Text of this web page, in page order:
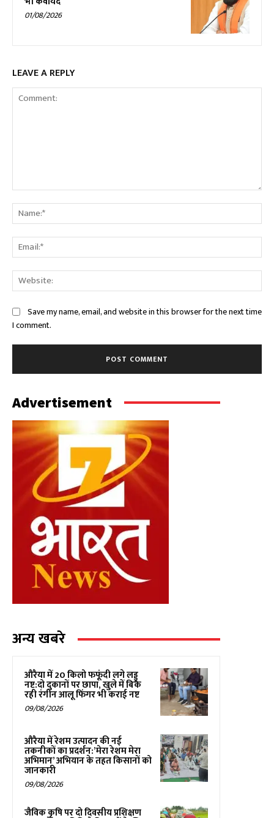
01/08/2026
LEAVE A REPLY
Save my name, email, and website in this browser for the next time
I comment.
Advertisement
अन्य खबरे
औरैया में 20 किलो फफूंदी लगे लड्डू
नष्ट:दो दुकानों पर छापा, खुले में बिक
रही रंगीन आलू फिंगर भी कराई नष्ट
09/08/2026
औरैया में रेशम उत्पादन की नई
तकनीकों का प्रदर्शन:’मेरा रेशम मेरा
अभिमान’ अभियान के तहत किसानों को
जानकारी
09/08/2026
जैविक कृषि पर दो दिवसीय प्रशिक्षण